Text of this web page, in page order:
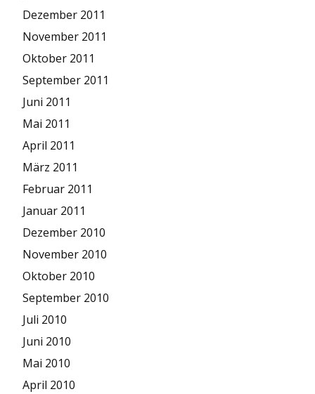
Dezember 2011
November 2011
Oktober 2011
September 2011
Juni 2011
Mai 2011
April 2011
März 2011
Februar 2011
Januar 2011
Dezember 2010
November 2010
Oktober 2010
September 2010
Juli 2010
Juni 2010
Mai 2010
April 2010